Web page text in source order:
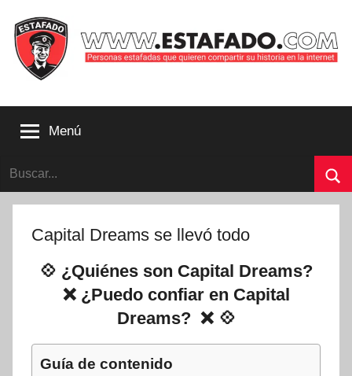
contenido
que
compartir
su
internet
Estafado.com
Menú
Buscar:
Capital Dreams se llevó todo
💠 ¿Quiénes son Capital Dreams?
❌ ¿Puedo confiar en Capital
Dreams? ❌ 💠
Guía de contenido